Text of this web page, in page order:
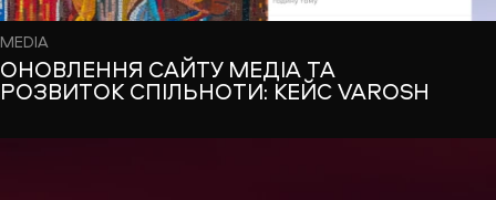
MEDIA
ОНОВЛЕННЯ САЙТУ МЕДІА ТА
РОЗВИТОК СПІЛЬНОТИ: КЕЙС VAROSH